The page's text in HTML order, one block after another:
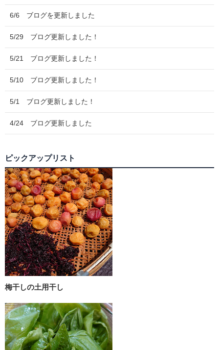
6/6 ブログを更新しました
5/29 ブログ更新しました！
5/21 ブログ更新しました！
5/10 ブログ更新しました！
5/1 ブログ更新しました！
4/24 ブログ更新しました
ピックアップリスト
梅干しの土用干し